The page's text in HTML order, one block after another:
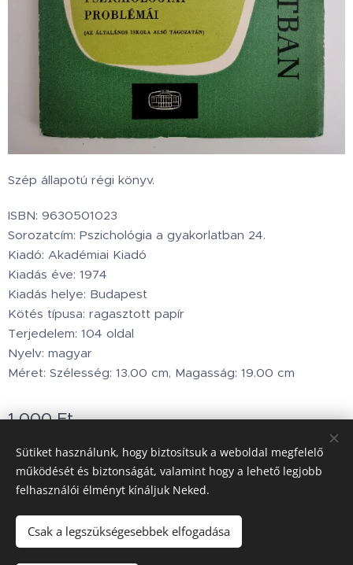
Szép állapotú régi könyv.
ISBN: 9630501023
Sorozatcím: Pszichológia a gyakorlatban 24.
Kiadó: Akadémiai Kiadó
Kiadás éve: 1974
Kiadás helye: Budapest
Kötés típusa: ragasztott papír
Terjedelem: 104 oldal
Nyelv: magyar
Méret: Szélesség: 13.00 cm, Magasság: 19.00 cm
1 000Ft
Minden jog fenntartva © 2002.www.holdbarka.com
Sütiket használunk, hogy biztosítsuk a weboldal megfelelő
működését és biztonságát, valamint hogy a lehető legjobb
felhasználói élményt kínáljuk Neked.
Csak a legszükségesebbek elfogadása